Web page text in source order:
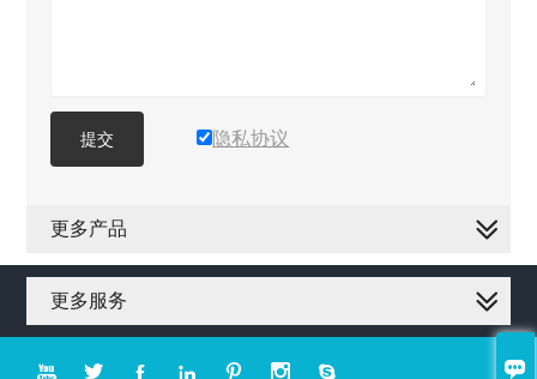

提交 隐私协议
更多产品
更多服务
      